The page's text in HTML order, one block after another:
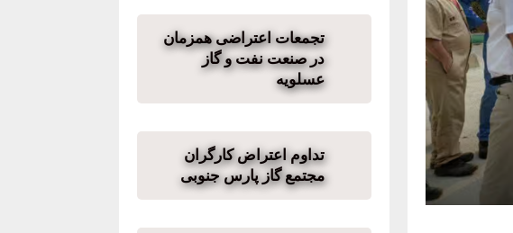
تجمعات اعتراضی همزمان
در صنعت نفت و گاز
عسلویه
تداوم اعتراض کارگران
مجتمع گاز پارس جنوبی